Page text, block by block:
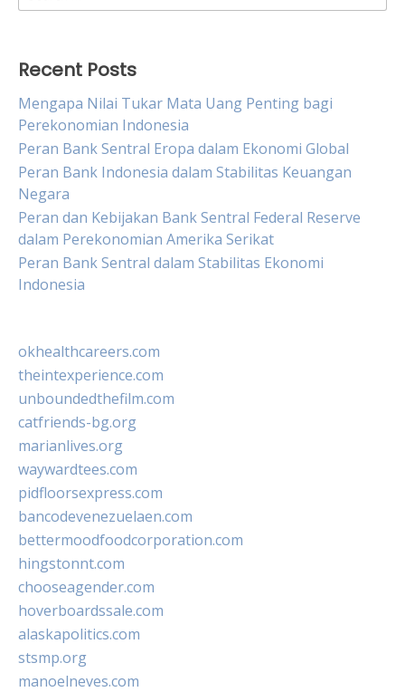
for:
Recent Posts
Mengapa Nilai Tukar Mata Uang Penting bagi
Perekonomian Indonesia
Peran Bank Sentral Eropa dalam Ekonomi Global
Peran Bank Indonesia dalam Stabilitas Keuangan
Negara
Peran dan Kebijakan Bank Sentral Federal Reserve
dalam Perekonomian Amerika Serikat
Peran Bank Sentral dalam Stabilitas Ekonomi
Indonesia
okhealthcareers.com
theintexperience.com
unboundedthefilm.com
catfriends-bg.org
marianlives.org
waywardtees.com
pidfloorsexpress.com
bancodevenezuelaen.com
bettermoodfoodcorporation.com
hingstonnt.com
chooseagender.com
hoverboardssale.com
alaskapolitics.com
stsmp.org
manoelneves.com